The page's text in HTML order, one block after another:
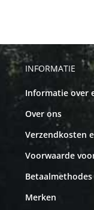
INFORMATIE
Informatie over
Over ons
Verzendkosten
Voorwaarde
Betaalmethodes
Merken